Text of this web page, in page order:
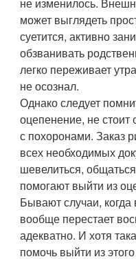
не изменилось.
может выглядеть
суетится, активно
обзванивать
легко переживает
не осознал.
Однако следует
оцепенение, не стоит
с похоронами. Заказ
всех необходимых
шевелиться,
помогают выйти из
Бывают случаи, когда
вообще перестает
адекватно. И хотя
помочь выйти из